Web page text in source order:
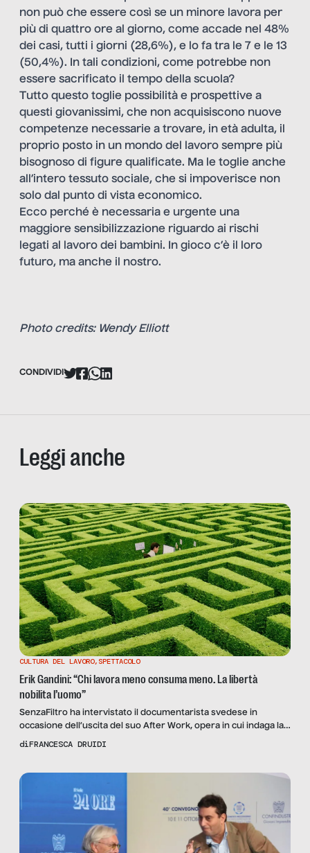
non può che essere così se un minore lavora per
più di quattro ore al giorno, come accade nel 48%
dei casi, tutti i giorni (28,6%), e lo fa tra le 7 e le 13
(50,4%). In tali condizioni, come potrebbe non
essere sacrificato il tempo della scuola?
Tutto questo toglie possibilità e prospettive a
questi giovanissimi, che non acquisiscono nuove
competenze necessarie a trovare, in età adulta, il
proprio posto in un mondo del lavoro sempre più
bisognoso di figure qualificate. Ma le toglie anche
all’intero tessuto sociale, che si impoverisce non
solo dal punto di vista economico.
Ecco perché è necessaria e urgente una
maggiore sensibilizzazione riguardo ai rischi
legati al lavoro dei bambini. In gioco c’è il loro
futuro, ma anche il nostro.
Photo credits: Wendy Elliott
CONDIVIDI
Leggi anche
CULTURA DEL LAVORO, SPETTACOLO
Erik Gandini: “Chi lavora meno consuma meno. La libertà
nobilita l’uomo”
SenzaFiltro ha intervistato il documentarista svedese in
occasione dell’uscita del suo After Work, opera in cui indaga la
possibilità di togliere il lavoro dal centro dell’etica e delle attività
diFRANCESCA DRUIDI